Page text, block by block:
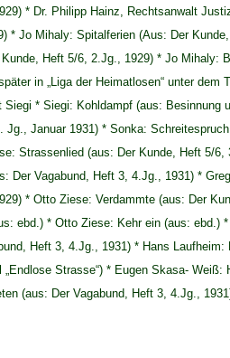
* Dr. Philipp Hainz, Rechtsanwalt
Jo Mihaly: Spitalferien (Aus: Der
Heft 5/6, 2.Jg., 1929) * Jo Mihaly:
in „Liga der Heimatlosen“ unter dem
* Siegi: Kohldampf (aus: Besinnung
Januar 1931) * Sonka:
Strassenlied (aus: Der Kunde, Heft 5/
Der Vagabund, Heft 3, 4.Jg., 1931) *
* Otto Ziese: Verdammte (aus: Der
ebd.) * Otto Ziese: Kehr ein (aus: ebd.)
Heft 3, 4.Jg., 1931) * Hans
Strasse“) * Eugen Skasa-
(aus: Der Vagabund, Heft 3, 4.Jg.,